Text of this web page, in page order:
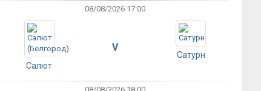
08/08/2026 17:00
Салют
V
Сатурн